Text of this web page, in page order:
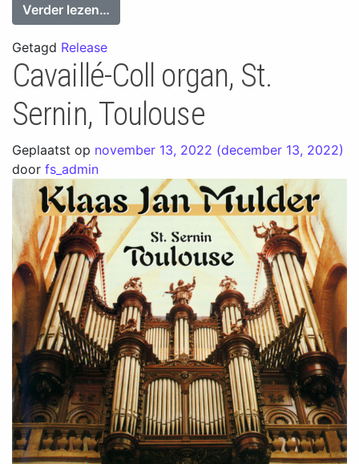
Verder lezen…
Getagd Release
Cavaillé-Coll organ, St.
Sernin, Toulouse
Geplaatst op november 13, 2022 (december 13, 2022)
door fs_admin